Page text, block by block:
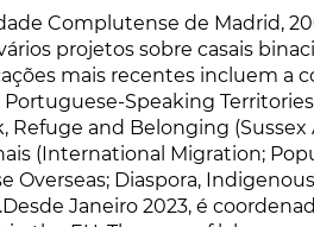
Complutense de Madrid,
projetos sobre casais
mais recentes incluem a
Speaking Territories
and Belonging (Sussex
(International Migration;
Diaspora,
Janeiro 2023, é